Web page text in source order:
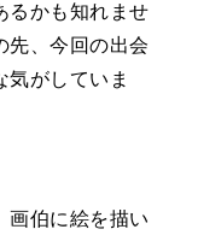
るかも知れませ
先、今回の出会
気がしていま
伯に絵を描い